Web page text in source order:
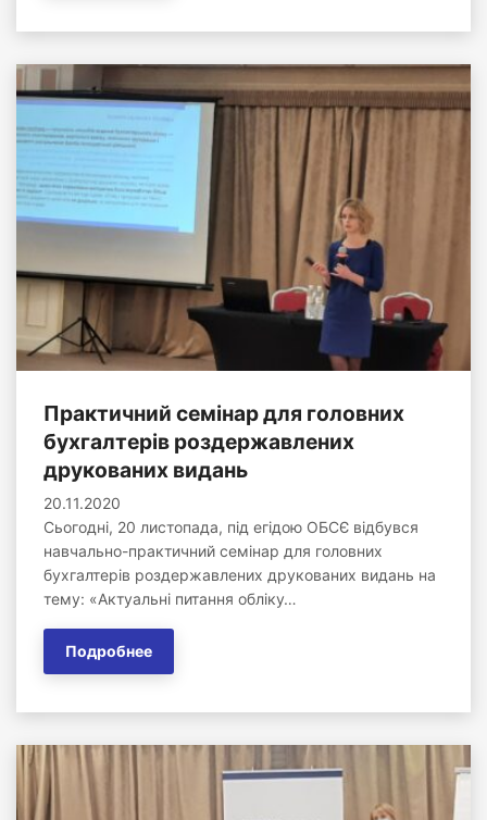
Практичний семінар для головних
бухгалтерів роздержавлених
друкованих видань
20.11.2020
Сьогодні, 20 листопада, під егідою ОБСЄ відбувся
навчально-практичний семінар для головних
бухгалтерів роздержавлених друкованих видань на
тему: «Актуальні питання обліку…
Подробнее